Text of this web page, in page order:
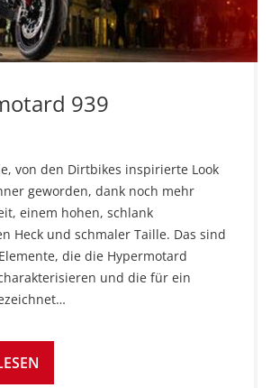
939
von den Dirtbikes inspirierte Look
geworden, dank noch mehr
einem hohen, schlank
Heck und schmaler Taille. Das sind
die die Hypermotard
und die für ein